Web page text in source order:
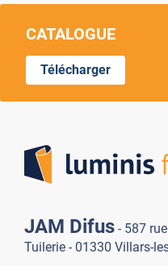
CATALOGUE
Télécharger
JAM Difus - 587
Tuilerie - 01330 Villars-